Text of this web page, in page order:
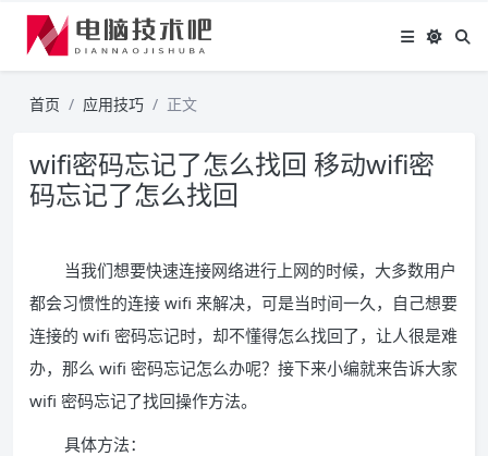
首页 应用技巧 正文
wifi密码忘记了怎么找回 移动wifi密
码忘记了怎么找回
当我们想要快速连接网络进行上网的时候，大多数用户
都会习惯性的连接 wifi 来解决，可是当时间一久，自己想要
连接的 wifi 密码忘记时，却不懂得怎么找回了，让人很是难
办，那么 wifi 密码忘记怎么办呢？接下来小编就来告诉大家
wifi 密码忘记了找回操作方法。
具体方法：